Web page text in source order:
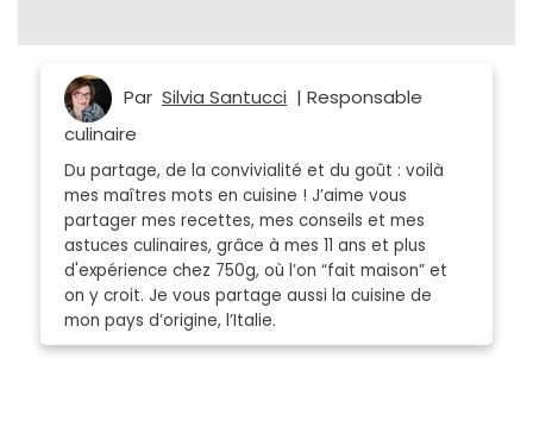
Par Silvia Santucci | Responsable
culinaire
Du partage, de la convivialité et du goût : voilà
mes maîtres mots en cuisine ! J’aime vous
partager mes recettes, mes conseils et mes
astuces culinaires, grâce à mes 11 ans et plus
d'expérience chez 750g, où l’on “fait maison” et
on y croit. Je vous partage aussi la cuisine de
mon pays d’origine, l’Italie.